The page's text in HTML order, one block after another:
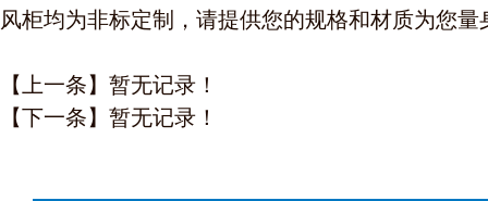
风柜均为非标定制，请提供您的规格和材质为您量
【上一条】暂无记录！
【下一条】暂无记录！